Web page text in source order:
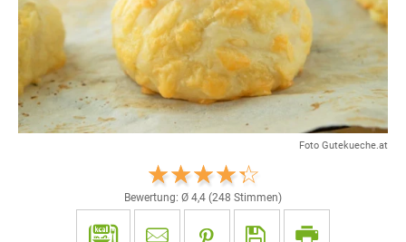
Foto Gutekueche.at
Bewertung: Ø 4,4 (248 Stimmen)